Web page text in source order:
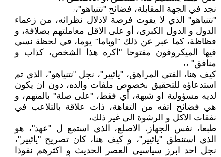
نجد في الجهة المقابلة، فضائح "نتنياهو"،،
"نتنياهو" الذي لا يفوت فرصة لاذلال نظرائه، من زعماء
الدول و الدول الكبرى، أو على الاقل معاملتهم بصلافة، و
فظاظة، كما عبر عن ذلك "اوباما" يوما، في لحظة نسي
فيها الميكروفون مفتوحا "اكره هذا الشخص، كذاب و
منافق" ،،
كيف هنا، الفتى المراهق، "يائيير"، نجل "نتنياهو"، الذي تم
استدعاؤه للتحقيق بخصوص ملفات والده، دون ان يكون
لديه مسؤولية او شبهة، أي فقط، "على صلة" بالمتهم، و
هي فضائح اتفه من التفاهة، ذات علاقة بالتلاعب في
نفقات الاكل و الرشوة الى غير ذلك،
طبعا، نفس الجهاز، الاصلع، الذي استمع ل "عهد"، هو
الذي استنطق "يائيير"، و كيف هنا، كان تصريح "يائيير"،
نجل احد ابرز سياسيي العصر الحديث و اكثرهم نفوذا